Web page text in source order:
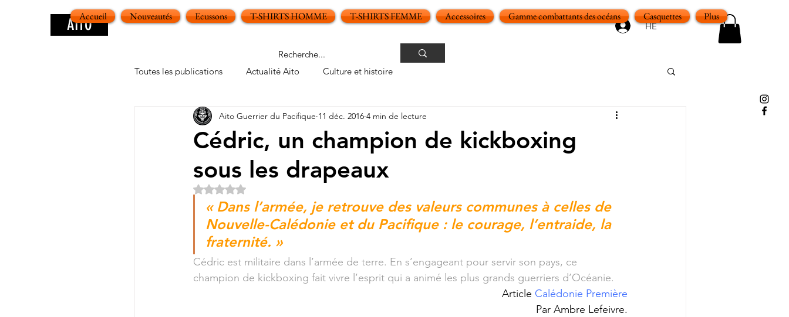
AITO HE
Accueil Nouveautés Ecussons T-SHIRTS HOMME T-SHIRTS FEMME Accessoires Gamme combattants des océans Casquettes Plus
Toutes les publications Actualité Aito Culture et histoire
Cédric, un champion de kickboxing
sous les drapeaux
Aito Guerrier du Pacifique 11 déc. 2016 4 min de lecture
Noté NaN étoiles sur 5.
« Dans l’armée, je retrouve des valeurs communes à celles de
Nouvelle-Calédonie et du Pacifique : le courage, l’entraide, la
fraternité. »
Cédric est militaire dans l’armée de terre. En s’engageant pour servir son pays, ce
champion de kickboxing fait vivre l’esprit qui a animé les plus grands guerriers d’Océanie.
Article Calédonie Première
Par Ambre Lefeivre.